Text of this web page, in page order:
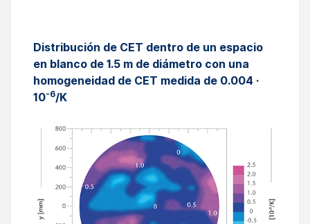
Distribución de CET dentro de un espacio
en blanco de 1.5 m de diámetro con una
homogeneidad de CET medida de 0.004 ·
10-6/K